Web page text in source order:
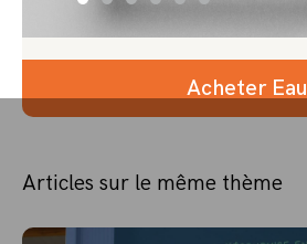
Acheter Eau
Articles sur le même thème